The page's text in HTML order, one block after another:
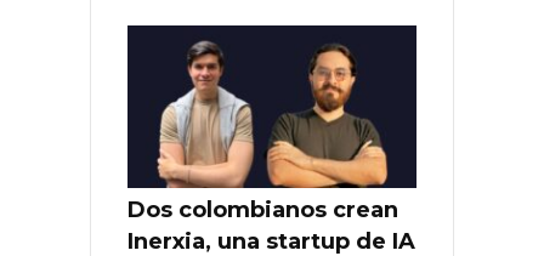
Dos colombianos crean
Inerxia, una startup de IA